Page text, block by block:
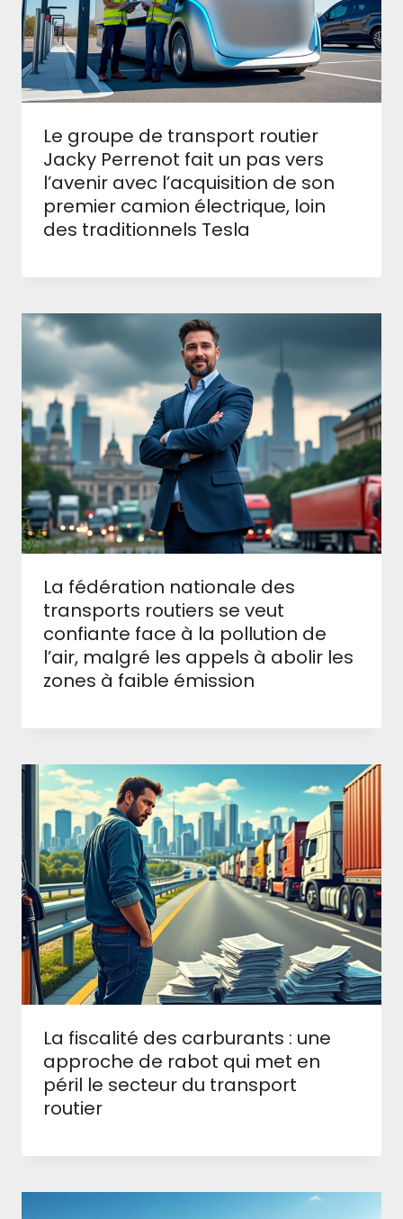
Le groupe de transport routier
Jacky Perrenot fait un pas vers
l’avenir avec l’acquisition de son
premier camion électrique, loin
des traditionnels Tesla
La fédération nationale des
transports routiers se veut
confiante face à la pollution de
l’air, malgré les appels à abolir les
zones à faible émission
La fiscalité des carburants : une
approche de rabot qui met en
péril le secteur du transport
routier